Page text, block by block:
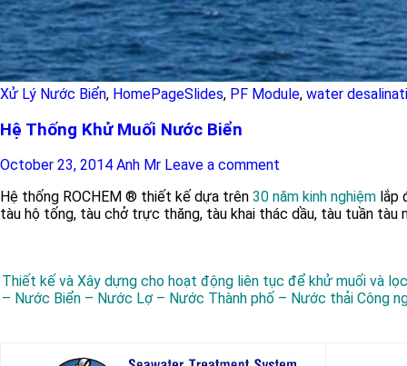
Xử Lý Nước Biển, HomePageSlides, PF Module, water
Hệ Thống Khử Muối Nước Biển
October 23, 2014 Anh Mr Leave a comment
Hệ thống ROCHEM ® thiết kế dựa trên 30 năm kinh nghiệm lắp
tàu hộ tống, tàu chở trực thăng, tàu khai thác dầu, tàu tuần tàu
Thiết kế và Xây dựng cho hoạt động liên tục để khử muối và
– Nước Biển – Nước Lợ – Nước Thành phố – Nước thải Công